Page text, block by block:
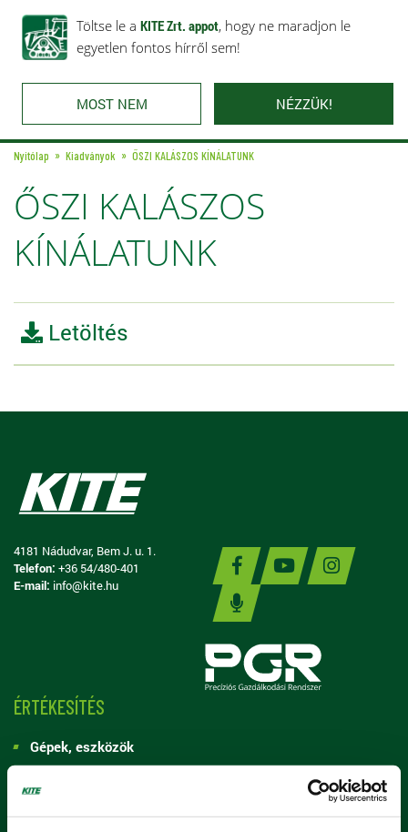
Töltse le a KITE Zrt. appot, hogy ne maradjon le
egyetlen fontos hírről sem!
MOST NEM NÉZZÜK!
Rólunk Ajánlataink Karrier Kapcsolat
Nyitólap Kiadványok ŐSZI KALÁSZOS KÍNÁLATUNK
ŐSZI KALÁSZOS
KÍNÁLATUNK
Letöltés
4181 Nádudvar, Bem J. u. 1.
Telefon: +36 54/480-401
E-mail: info@kite.hu
ÉRTÉKESÍTÉS
Gépek, eszközök